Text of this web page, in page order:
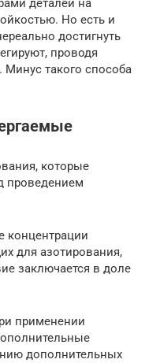
деталей на
Но есть и
достигнуть
проводя
Минус такого способа
которые
проведением
концентрации
для азотирования,
заключается в доле
применении
дополнительных